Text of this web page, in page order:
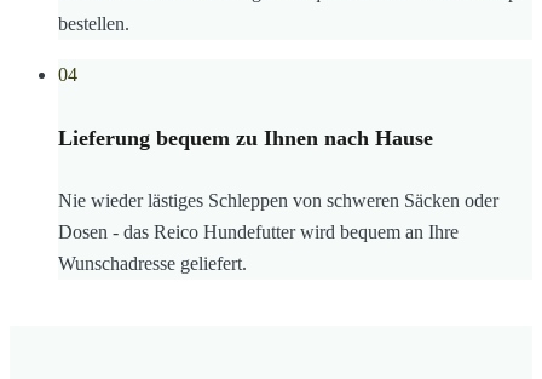
bestellen.
04
Lieferung bequem zu Ihnen nach Hause
Nie wieder lästiges Schleppen von schweren Säcken oder
Dosen - das Reico Hundefutter wird bequem an Ihre
Wunschadresse geliefert.